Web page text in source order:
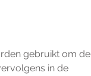
gebruikt om de
in de